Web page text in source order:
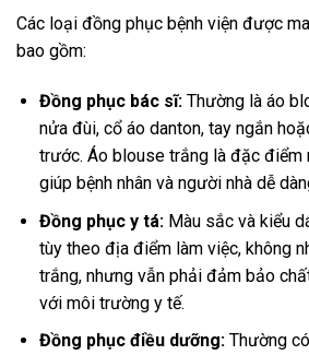
Các loại đồng phục bệnh viện được
bao gồm:
Đồng phục bác sĩ: Thường là áo
nửa đùi, cổ áo danton, tay ngắn
trước. Áo blouse trắng là đặc điểm
giúp bệnh nhân và người nhà dễ
Đồng phục y tá:Màu sắc và kiểu
tùy theo địa điểm làm việc, không
trắng, nhưng vẫn phải đảm bảo
với môi trường y tế.
Đồng phục điều dưỡng:Thường